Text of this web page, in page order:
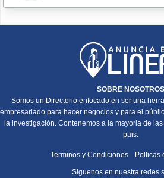
SOBRE NOSOTROS
Somos un Directorio enfocado en ser una
empresariado para hacer negocios y para el
la investigación. Contenemos a la mayoria de
pais.
Terminos y Condiciones Polticas
Siguenos en nuestra redes